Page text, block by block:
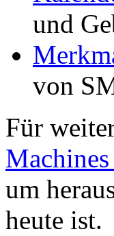
und
von
Für
um
heute ist.